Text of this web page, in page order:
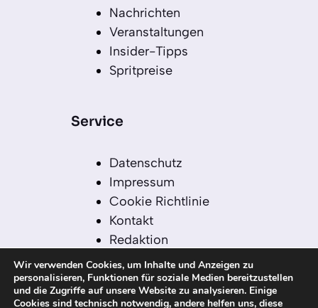
Nachrichten
Veranstaltungen
Insider-Tipps
Spritpreise
Service
Datenschutz
Impressum
Cookie Richtlinie
Kontakt
Redaktion
Redaktionelle Leitlinien
Sitemap
Einsatz von KI in der
Wir verwenden Cookies, um Inhalte und Anzeigen zu
personalisieren, Funktionen für soziale Medien bereitzustellen
und die Zugriffe auf unsere Website zu analysieren. Einige
Cookies sind technisch notwendig, andere helfen uns, diese